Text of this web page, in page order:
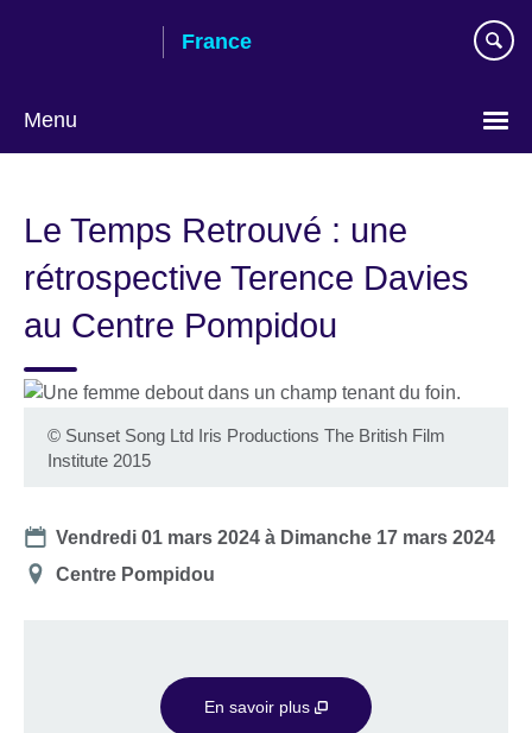
France
Menu
language
Le Temps Retrouvé : une
rétrospective Terence Davies
au Centre Pompidou
© Sunset Song Ltd Iris Productions The British Film
Institute 2015
Date
Vendredi 01 mars 2024 à Dimanche 17 mars 2024
Lieu
Centre Pompidou
En savoir plus